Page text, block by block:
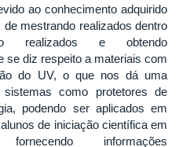
ao conhecimento adquirido
mestrando realizados dentro
realizados e obtendo
se diz respeito a materiais com
do UV, o que nos dá uma
como protetores de
podendo ser aplicados em
de iniciação científica em
informações